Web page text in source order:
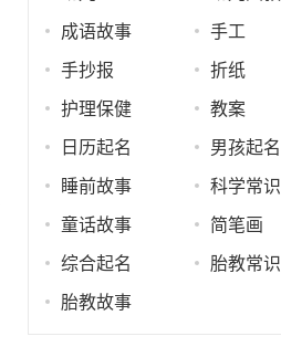
成语故事 手工
手抄报 折纸
护理保健 教案
日历起名 男孩起名
睡前故事 科学常识
童话故事 简笔画
综合起名 胎教常识
胎教故事